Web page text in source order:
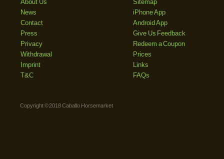
About Us
News
Contact
Press
Privacy
Withdrawal
Imprint
T&C
Sitemap
iPhone App
Android App
Give Us Feedback
Redeem a Coupon
Prices
Links
FAQs
Copyright © 2018 Caballo Horsemarket